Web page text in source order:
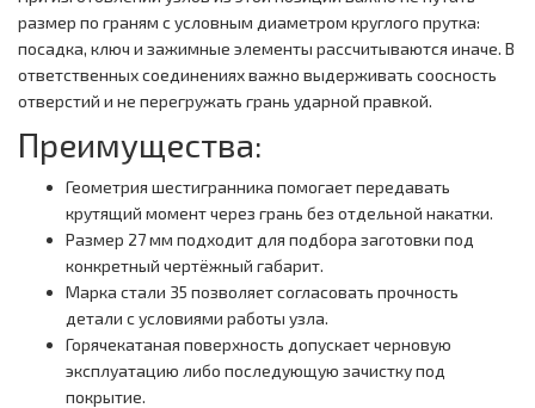
размер по граням с условным диаметром круглого прутка:
посадка, ключ и зажимные элементы рассчитываются иначе. В
ответственных соединениях важно выдерживать соосность
отверстий и не перегружать грань ударной правкой.
Преимущества:
Геометрия шестигранника помогает передавать
крутящий момент через грань без отдельной накатки.
Размер 27 мм подходит для подбора заготовки под
конкретный чертёжный габарит.
Марка стали 35 позволяет согласовать прочность
детали с условиями работы узла.
Горячекатаная поверхность допускает черновую
эксплуатацию либо последующую зачистку под
покрытие.